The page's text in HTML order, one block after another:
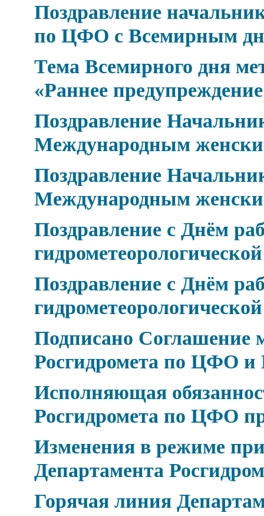
Поздравление
по ЦФО с Всемирным
Тема Всемирного дня
«Раннее
Поздравление
Международным
Поздравление
Международным
Поздравление с Днём
Поздравление с Днём
Подписано Соглашение
Росгидромета по ЦФО
Исполняющая
Росгидромета по ЦФО
Изменения в режиме
Департамента
Горячая линия